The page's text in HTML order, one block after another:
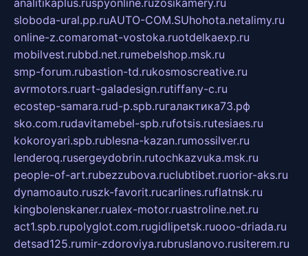
analitikaplus.ruspyonline.ruzosikamery.ru
sloboda-ural.pp.ruAUTO-COM.SUhohota.netalimy.ru
online-z.comaromat-vostoka.ruotdelkaexp.ru
mobilvest.rubbd.net.rumebelshop.msk.ru
smp-forum.rubastion-td.rukosmoscreative.ru
avrmotors.ruart-galadesign.rutiffany-c.ru
ecostep-samara.rud-p.spb.ruгалактика73.рф
sko.com.rudavitamebel-spb.rufotsis.rutesiaes.ru
kokoroyari.spb.rublesna-kazan.rumossilver.ru
lenderoq.rusergeydobrin.rutochkazvuka.msk.ru
people-of-art.rubezzubova.ruclubtibet.ruorior-aks.ru
dynamoauto.ruszk-favorit.rucarlines.ruflatnsk.ru
kingbolenskaner.rualex-motor.ruastroline.net.ru
act1.spb.rupolyglot.com.rugidlipetsk.ruooo-driada.ru
detsad125.rumir-zdoroviya.rubruslanovo.rusiterem.ru